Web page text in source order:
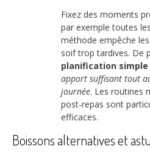
Fixez des moments
par exemple toutes
méthode empêche
soif trop tardives. De
planification simple
apport suffisant tout
journée. Les routines
post-repas sont
efficaces.
Boissons alternatives et